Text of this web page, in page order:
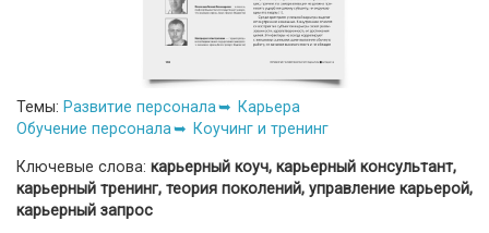
Темы: Развитие персонала
Карьера
Обучение персонала
Коучинг и тренинг
Ключевые слова: карьерный коуч, карьерный консультант,
карьерный тренинг, теория поколений, управление карьерой,
карьерный запрос